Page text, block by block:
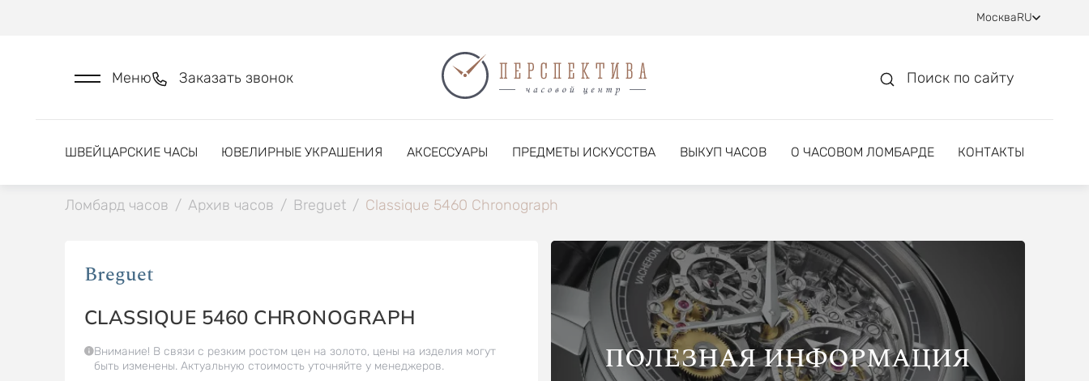
МоскваRU
Меню Заказать звонок Поиск по сайту
ШВЕЙЦАРСКИЕ ЧАСЫ ЮВЕЛИРНЫЕ УКРАШЕНИЯ АКСЕССУАРЫ ПРЕДМЕТЫ ИСКУССТВА ВЫКУП ЧАСОВ О ЧАСОВОМ ЛОМБАРДЕ КОНТАКТЫ
Ломбард часов / Архив часов / Breguet / Classique 5460 Chronograph
Breguet
CLASSIQUE 5460 CHRONOGRAPH
Внимание! В связи с резким ростом цен на золото, цены на изделия могут
быть изменены. Актуальную стоимость уточняйте у менеджеров.
ПОЛЕЗНАЯ ИНФОРМАЦИЯ